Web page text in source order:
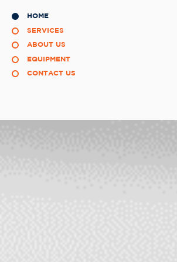
HOME
SERVICES
ABOUT US
EQUIPMENT
CONTACT US